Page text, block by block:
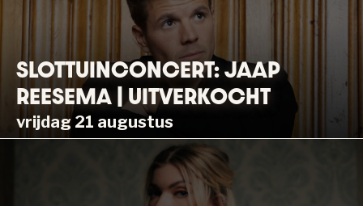
SLOTTUINCONCERT: JAAP
REESEMA | UITVERKOCHT
vrijdag 21 augustus